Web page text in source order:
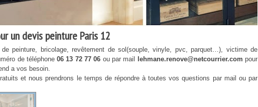
un devis peinture Paris 12
peinture, bricolage, revêtement de sol(souple, vinyle, pvc, parquet…), victime de
de téléphone06 13 72 77 06 ou par mail lehmane.renove@netcourrier.compour
a vos besoin.
et nous prendrons le temps de répondre à toutes vos questions par mail ou par